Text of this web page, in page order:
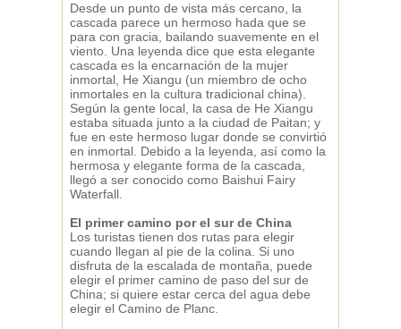
Desde un punto de vista más cercano, la
cascada parece un hermoso hada que se
para con gracia, bailando suavemente en el
viento. Una leyenda dice que esta elegante
cascada es la encarnación de la mujer
inmortal, He Xiangu (un miembro de ocho
inmortales en la cultura tradicional china).
Según la gente local, la casa de He Xiangu
estaba situada junto a la ciudad de Paitan; y
fue en este hermoso lugar donde se convirtió
en inmortal. Debido a la leyenda, así como la
hermosa y elegante forma de la cascada,
llegó a ser conocido como Baishui Fairy
Waterfall.
El primer camino por el sur de China
Los turistas tienen dos rutas para elegir
cuando llegan al pie de la colina. Si uno
disfruta de la escalada de montaña, puede
elegir el primer camino de paso del sur de
China; si quiere estar cerca del agua debe
elegir el Camino de Planc.